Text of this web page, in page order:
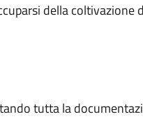
della coltivazione
tutta la